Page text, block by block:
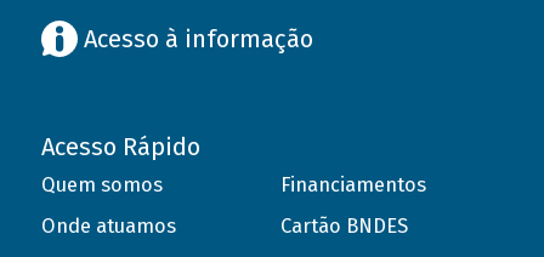
Acesso à informação
Acesso Rápido
Quem somos
Onde atuamos
Financiamentos
Cartão BNDES